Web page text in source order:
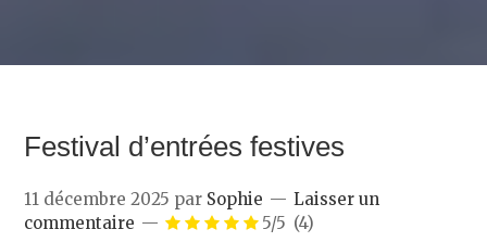
Festival d’entrées festives
11 décembre 2025 par Sophie
Laisser un
commentaire
5/5 (4)